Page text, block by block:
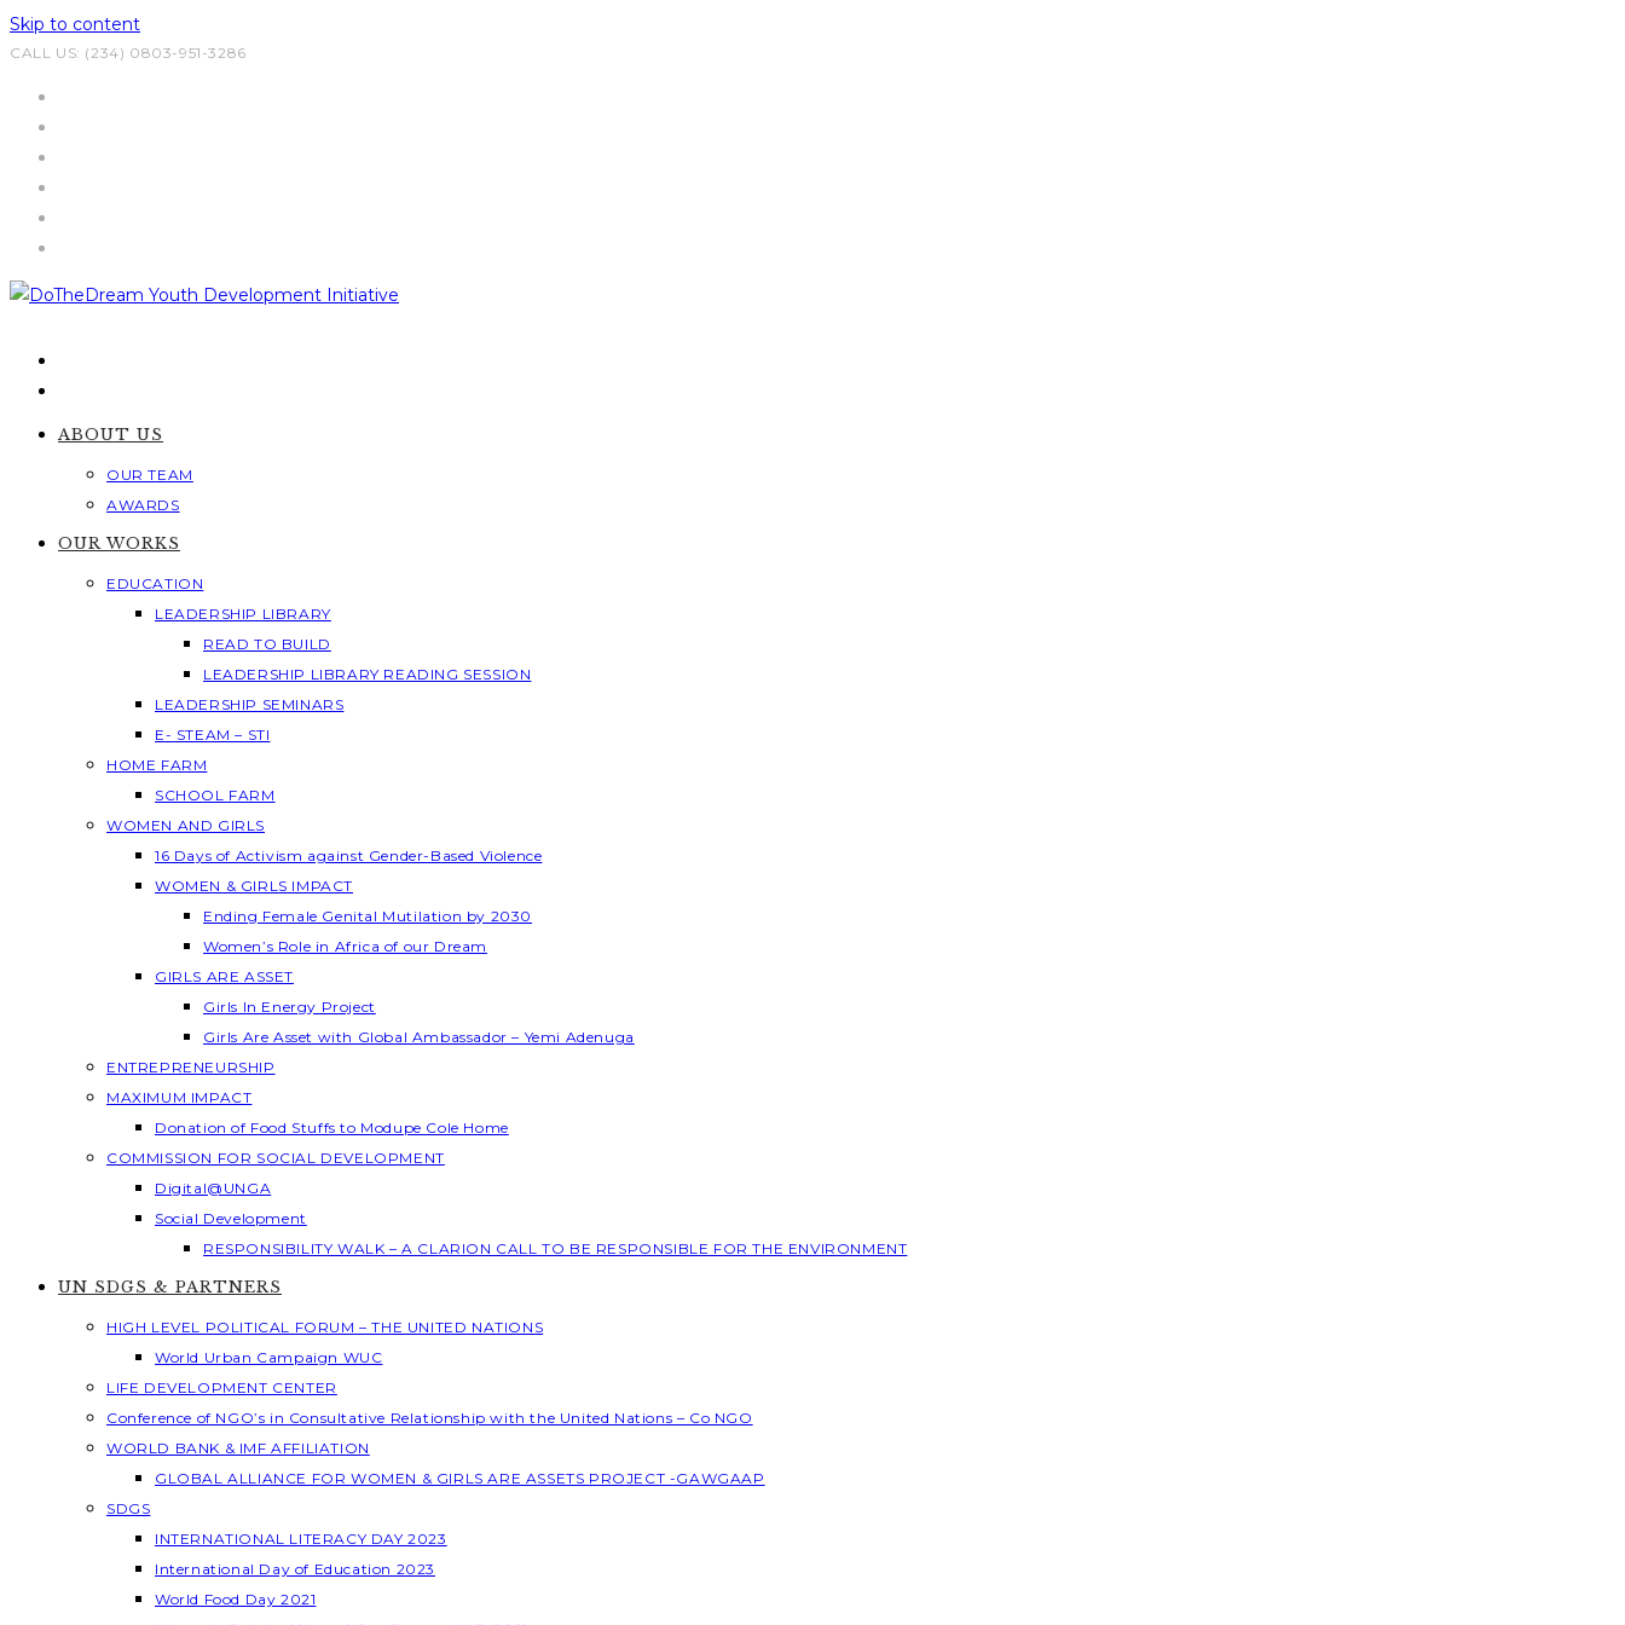
Skip to content
CALL US: (234) 0803-951-3286
ABOUT US
OUR TEAM
AWARDS
OUR WORKS
EDUCATION
LEADERSHIP LIBRARY
READ TO BUILD
LEADERSHIP LIBRARY READING SESSION
LEADERSHIP SEMINARS
E- STEAM – STI
HOME FARM
SCHOOL FARM
WOMEN AND GIRLS
16 Days of Activism against Gender-Based Violence
WOMEN & GIRLS IMPACT
Ending Female Genital Mutilation by 2030
Women’s Role in Africa of our Dream
GIRLS ARE ASSET
Girls In Energy Project
Girls Are Asset with Global Ambassador – Yemi Adenuga
ENTREPRENEURSHIP
MAXIMUM IMPACT
Donation of Food Stuffs to Modupe Cole Home
COMMISSION FOR SOCIAL DEVELOPMENT
Digital@UNGA
Social Development
RESPONSIBILITY WALK – A CLARION CALL TO BE RESPONSIBLE FOR THE ENVIRONMENT
UN SDGS & PARTNERS
HIGH LEVEL POLITICAL FORUM – THE UNITED NATIONS
World Urban Campaign WUC
LIFE DEVELOPMENT CENTER
Conference of NGO’s in Consultative Relationship with the United Nations – Co NGO
WORLD BANK & IMF AFFILIATION
GLOBAL ALLIANCE FOR WOMEN & GIRLS ARE ASSETS PROJECT -GAWGAAP
SDGS
INTERNATIONAL LITERACY DAY 2023
International Day of Education 2023
World Food Day 2021